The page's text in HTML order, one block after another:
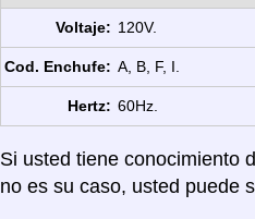
Voltaje: 120V.
Cod. Enchufe: A, B, F, I.
Hertz: 60Hz.
Si usted tiene conocimiento
no es su caso, usted puede